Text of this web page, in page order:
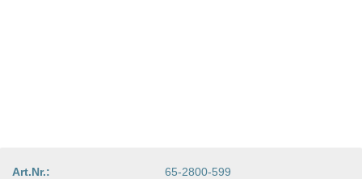
Art.Nr.:
65-2800-599